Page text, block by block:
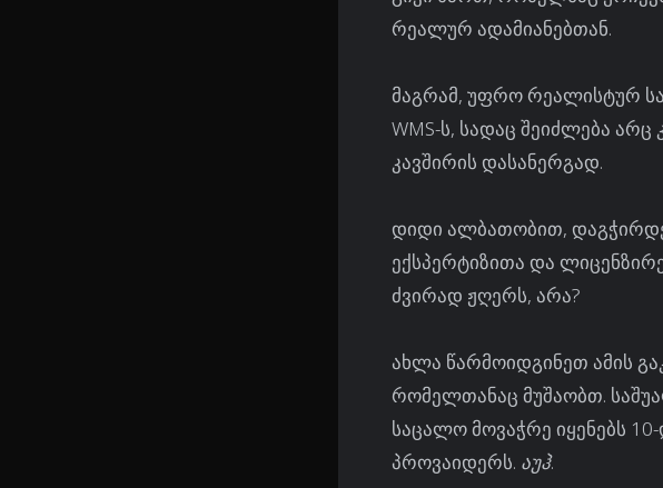
რეალურ ადამიანებთან.
მაგრამ, უფრო რეალისტურ
WMS-ს, სადაც შეიძლება
კავშირის დასანერგად.
დიდი ალბათობით,
ექსპერტიზითა და
ძვირად ჟღერს, არა?
ახლა წარმოიდგინეთ ამის
რომელთანაც მუშაობთ.
საცალო მოვაჭრე იყენებს
პროვაიდერს. აუჰ.